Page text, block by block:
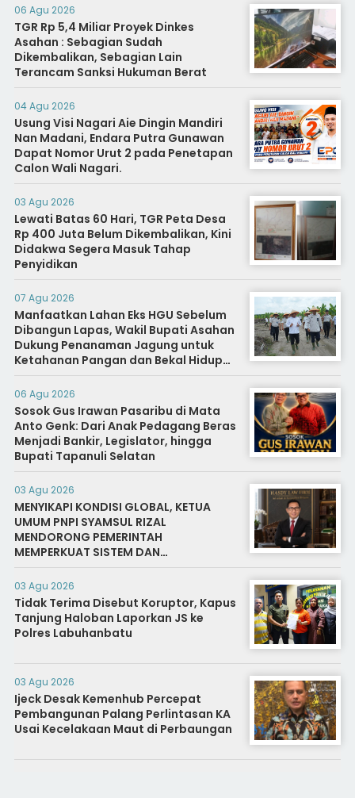
06 Agu 2026
TGR Rp 5,4 Miliar Proyek Dinkes
Asahan : Sebagian Sudah
Dikembalikan, Sebagian Lain
Terancam Sanksi Hukuman Berat
04 Agu 2026
Usung Visi Nagari Aie Dingin Mandiri
Nan Madani, Endara Putra Gunawan
Dapat Nomor Urut 2 pada Penetapan
Calon Wali Nagari.
03 Agu 2026
Lewati Batas 60 Hari, TGR Peta Desa
Rp 400 Juta Belum Dikembalikan, Kini
Didakwa Segera Masuk Tahap
Penyidikan
07 Agu 2026
Manfaatkan Lahan Eks HGU Sebelum
Dibangun Lapas, Wakil Bupati Asahan
Dukung Penanaman Jagung untuk
Ketahanan Pangan dan Bekal Hidup
Warga Binaan
06 Agu 2026
Sosok Gus Irawan Pasaribu di Mata
Anto Genk: Dari Anak Pedagang Beras
Menjadi Bankir, Legislator, hingga
Bupati Tapanuli Selatan
03 Agu 2026
MENYIKAPI KONDISI GLOBAL, KETUA
UMUM PNPI SYAMSUL RIZAL
MENDORONG PEMERINTAH
MEMPERKUAT SISTEM DAN
INFRASTRUKTUR INTELIJEN NEGARA
03 Agu 2026
Tidak Terima Disebut Koruptor, Kapus
Tanjung Haloban Laporkan JS ke
Polres Labuhanbatu
03 Agu 2026
Ijeck Desak Kemenhub Percepat
Pembangunan Palang Perlintasan KA
Usai Kecelakaan Maut di Perbaungan